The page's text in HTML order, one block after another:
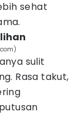
sehat
sulit
Rasa takut,